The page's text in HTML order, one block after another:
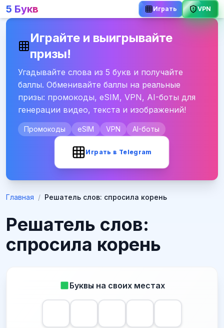
5 Букв Играть VPN
Играйте и выигрывайте
призы!
Угадывайте слова из 5 букв и получайте
баллы. Обменивайте баллы на реальные
призы: промокоды, eSIM, VPN, AI-боты для
генерации видео, текста и изображений!
Промокоды eSIM VPN AI-боты
Играть в Telegram
Главная / Решатель слов: спросила корень
Решатель слов:
спросила корень
Буквы на своих местах